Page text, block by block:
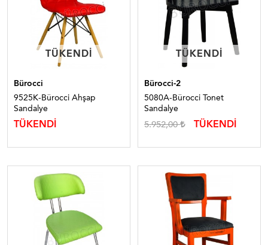
TÜKENDI
TÜKENDI
Bürocci
9525K-Bürocci Ahşap
Sandalye
TÜKENDİ
TÜKENDI
TÜKENDI
Bürocci-2
5080A-Bürocci Tonet
Sandalye
5.952,00 TÜKENDİ